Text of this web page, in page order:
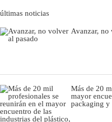
últimas noticias
Avanzar, no
Más de 20
mayor
packaging y